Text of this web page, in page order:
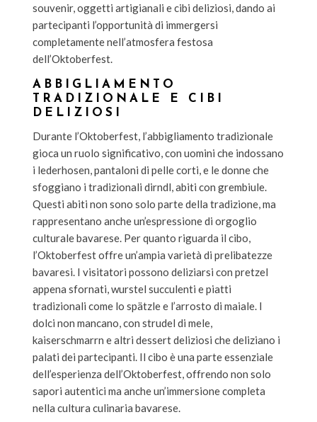
souvenir, oggetti artigianali e cibi deliziosi, dando ai
partecipanti l’opportunità di immergersi
completamente nell’atmosfera festosa
dell’Oktoberfest.
ABBIGLIAMENTO
TRADIZIONALE E CIBI
DELIZIOSI
Durante l’Oktoberfest, l’abbigliamento tradizionale
gioca un ruolo significativo, con uomini che indossano
i lederhosen, pantaloni di pelle corti, e le donne che
sfoggiano i tradizionali dirndl, abiti con grembiule.
Questi abiti non sono solo parte della tradizione, ma
rappresentano anche un’espressione di orgoglio
culturale bavarese. Per quanto riguarda il cibo,
l’Oktoberfest offre un’ampia varietà di prelibatezze
bavaresi. I visitatori possono deliziarsi con pretzel
appena sfornati, wurstel succulenti e piatti
tradizionali come lo spätzle e l’arrosto di maiale. I
dolci non mancano, con strudel di mele,
kaiserschmarrn e altri dessert deliziosi che deliziano i
palati dei partecipanti. Il cibo è una parte essenziale
dell’esperienza dell’Oktoberfest, offrendo non solo
sapori autentici ma anche un’immersione completa
nella cultura culinaria bavarese.